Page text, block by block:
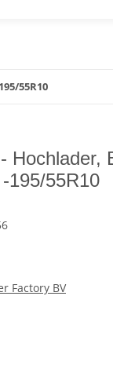
55R10
Hochlader,
195/55R10
Factory BV